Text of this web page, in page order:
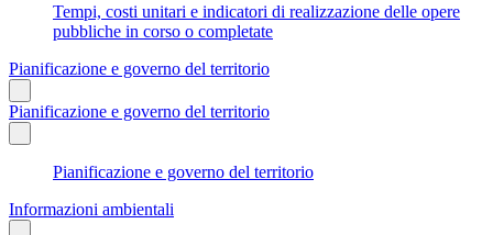
Tempi, costi unitari e indicatori di realizzazione delle opere
pubbliche in corso o completate
Pianificazione e governo del territorio
Pianificazione e governo del territorio
Pianificazione e governo del territorio
Informazioni ambientali